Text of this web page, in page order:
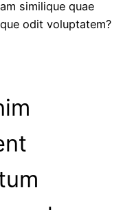
similique quae
odit voluptatem?